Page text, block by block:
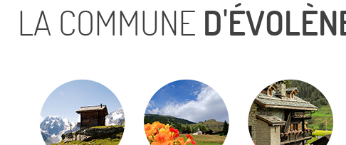
LA COMMUNE